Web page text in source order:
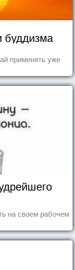
буддизма
применять уже
на своем рабочем